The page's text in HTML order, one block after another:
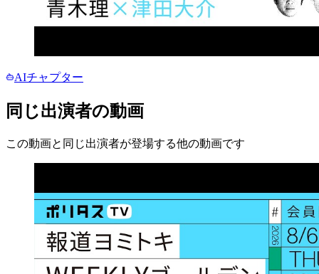
AIチャプター
同じ出演者の動画
この動画と同じ出演者が登場する他の動画です